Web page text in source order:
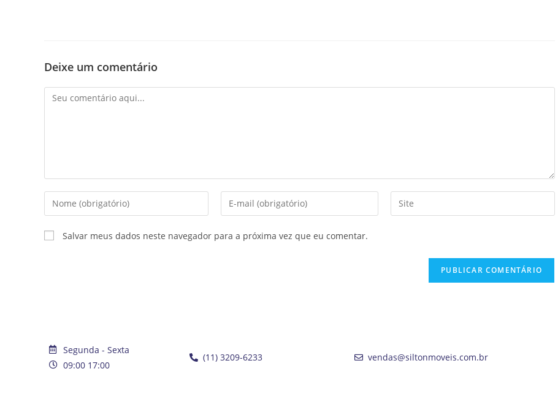
Deixe um comentário
Salvar meus dados neste navegador para a próxima vez que eu comentar.
Segunda - Sexta
09:00 17:00
(11) 3209-6233 vendas@siltonmoveis.com.br